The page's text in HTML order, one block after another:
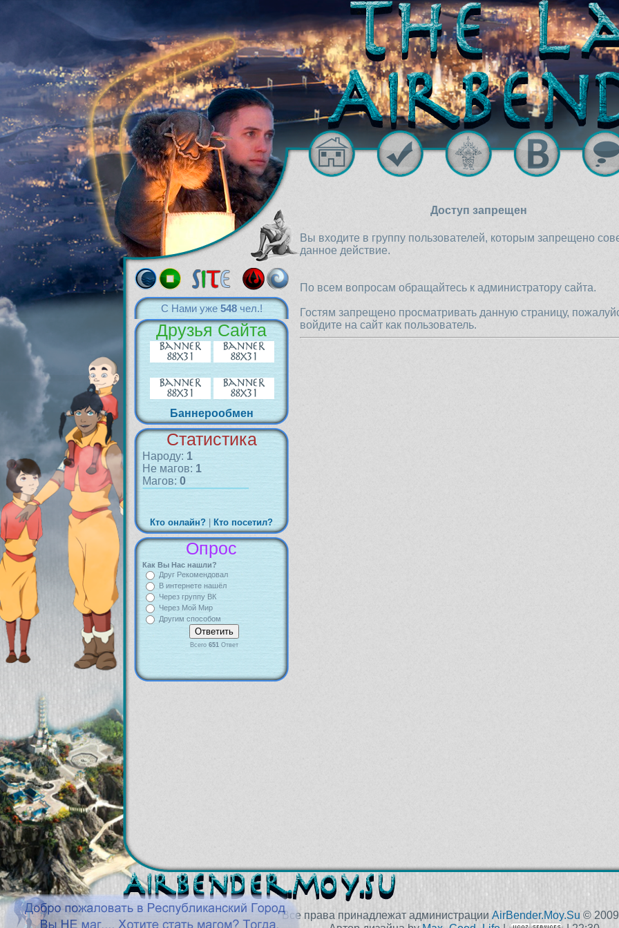
С Нами уже 548чел.!
Друзья Сайта
Баннерообмен
Статистика
Народу: 1
Не магов: 1
Магов: 0
Кто онлайн? Кто посетил?
Опрос
Как Вы Нас нашли?
Друг Рекомендовал
В интернете нашёл
Через группу ВК
Через Мой Мир
Другим способом
Всего 651Ответ
Доступ запрещен
Вы входите в группу пользователей, которым запрещено
данное действие.
По всем вопросам обращайтесь к администратору сайта.
Гостям запрещено просматривать данную страницу,
войдите на сайт как пользователь.
Все права принадлежат администрации AirBender.Moy.Su ©